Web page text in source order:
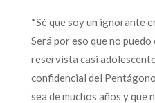
*Sé que soy un ignorante
Será por eso que no
reservista casi
confidencial del
sea de muchos años y